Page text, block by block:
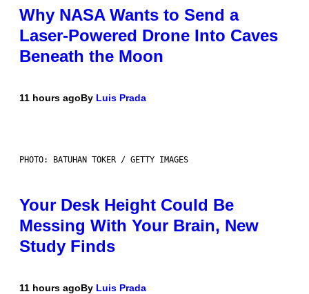
Why NASA Wants to Send a
Laser-Powered Drone Into Caves
Beneath the Moon
11 hours agoBy Luis Prada
PHOTO: BATUHAN TOKER / GETTY IMAGES
Your Desk Height Could Be
Messing With Your Brain, New
Study Finds
11 hours agoBy Luis Prada